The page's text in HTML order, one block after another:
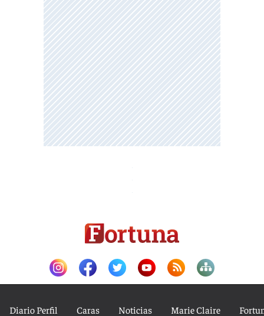
Diario Perfil Caras Noticias Marie Claire